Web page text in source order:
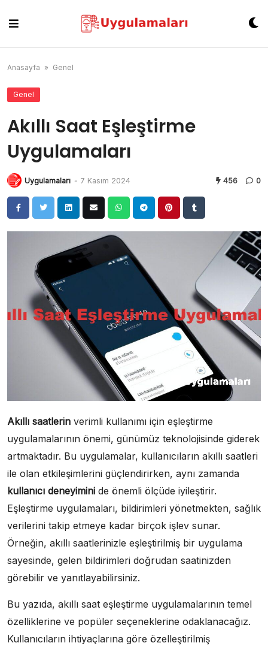
content
Anasayfa » Genel
Genel
Akıllı Saat Eşleştirme
Uygulamaları
Uygulamaları - 7 Kasım 2024 456 0
Akıllı saatlerin verimli kullanımı için eşleştirme
uygulamalarının önemi, günümüz teknolojisinde giderek
artmaktadır. Bu uygulamalar, kullanıcıların akıllı saatleri
ile olan etkileşimlerini güçlendirirken, aynı zamanda
kullanıcı deneyimini de önemli ölçüde iyileştirir.
Eşleştirme uygulamaları, bildirimleri yönetmekten, sağlık
verilerini takip etmeye kadar birçok işlev sunar.
Örneğin, akıllı saatlerinizle eşleştirilmiş bir uygulama
sayesinde, gelen bildirimleri doğrudan saatinizden
görebilir ve yanıtlayabilirsiniz.
Bu yazıda, akıllı saat eşleştirme uygulamalarının temel
özelliklerine ve popüler seçeneklerine odaklanacağız.
Kullanıcıların ihtiyaçlarına göre özelleştirilmiş